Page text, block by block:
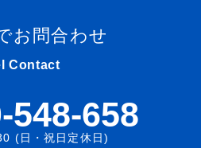
お問合わせ
Contact
548-658
(日・祝日定休日)